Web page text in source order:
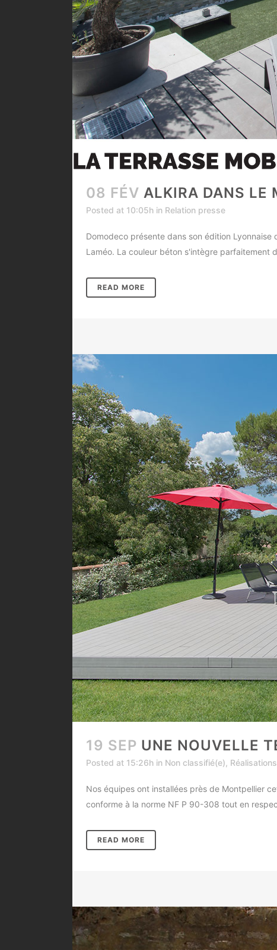
08 FÉV ALKIRA DANS LE
Posted at 10:05h in Relation presse
Domodeco présente dans son édition
Laméo. La couleur béton s'intègre parfaitement
READ MORE
19 SEP UNE NOUVELLE
Posted at 15:26h in Non classifié(e) Réalisations
Nos équipes ont installées près de Montpellier
conforme à la norme NF P 90-308 tout en
READ MORE